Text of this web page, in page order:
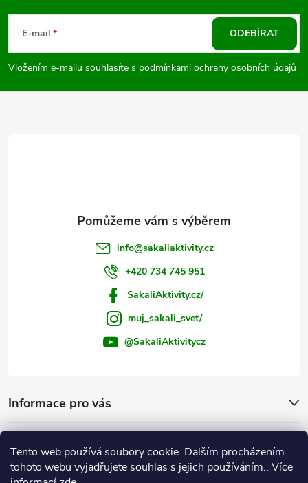
Tento web používá soubory cookie. Dalším procházením
tohoto webu vyjadřujete souhlas s jejich používáním.. Více
p
a
E-mail
Vložením e-mailu souhlasíte s podmínkami ochrany osobních údajů
ODEBÍRAT
info@sakaliaktivity.cz
+420 734 745 951
SakaliAktivity.cz/
muj_sakali_svet/
@SakaliAktivitycz
Informace pro vás